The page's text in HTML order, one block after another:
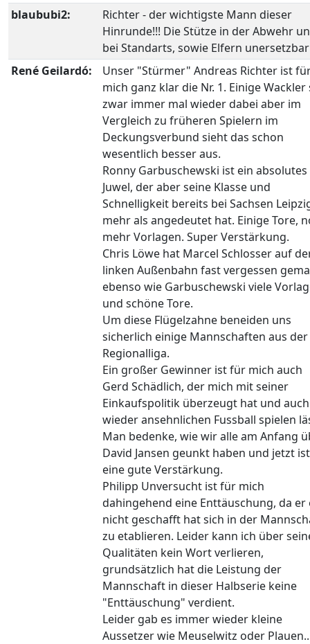
blaububi2:
Richter - der wichtigste Mann dieser
Hinrunde!!! Die Stütze in der Abwehr
bei Standarts, sowie Elfern
René Geilardó:
Unser "Stürmer" Andreas Richter ist
mich ganz klar die Nr. 1. Einige Wackler
zwar immer mal wieder dabei aber im
Vergleich zu früheren Spielern im
Deckungsverbund sieht das schon
wesentlich besser aus.
Ronny Garbuschewski ist ein absolutes
Juwel, der aber seine Klasse und
Schnelligkeit bereits bei Sachsen
mehr als angedeutet hat. Einige Tore,
mehr Vorlagen. Super Verstärkung.
Chris Löwe hat Marcel Schlosser auf
linken Außenbahn fast vergessen
ebenso wie Garbuschewski viele
und schöne Tore.
Um diese Flügelzahne beneiden uns
sicherlich einige Mannschaften aus der
Regionalliga.
Ein großer Gewinner ist für mich auch
Gerd Schädlich, der mich mit seiner
Einkaufspolitik überzeugt hat und auch
wieder ansehnlichen Fussball spielen
Man bedenke, wie wir alle am Anfang
David Jansen geunkt haben und jetzt
eine gute Verstärkung.
Philipp Unversucht ist für mich
dahingehend eine Enttäuschung, da er
nicht geschafft hat sich in der
zu etablieren. Leider kann ich über
Qualitäten kein Wort verlieren,
grundsätzlich hat die Leistung der
Mannschaft in dieser Halbserie keine
"Enttäuschung" verdient.
Leider gab es immer wieder kleine
Aussetzer wie Meuselwitz oder